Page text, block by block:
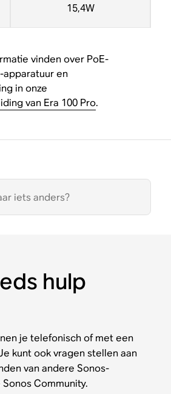
15,4W
vinden over PoE-
apparatuur en
in onze
van Era 100 Pro.
hulp
je telefonisch of met een
kunt ook vragen stellen aan
van andere Sonos-
Community.